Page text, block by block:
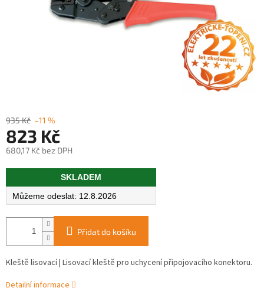
935 Kč –11 %
823 Kč
680,17 Kč bez DPH
Měrná
SKLADEM
12.8.2026
Přidat do košíku
Kleště lisovací | Lisovací kleště pro uchycení připojovacího konektoru.
Detailní informace